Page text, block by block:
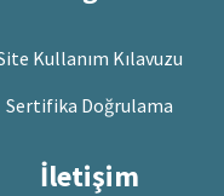
Kullanım Kılavuzu
Sertifika Doğrulama
İletişim